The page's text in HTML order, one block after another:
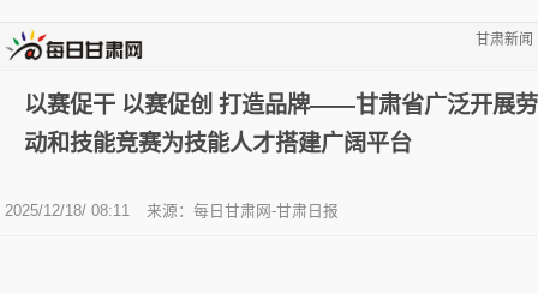
甘肃新闻
以赛促干 以赛促创 打造品牌——甘肃省广泛开展劳
动和技能竞赛为技能人才搭建广阔平台
2025/12/18/ 08:11 来源：每日甘肃网-甘肃日报